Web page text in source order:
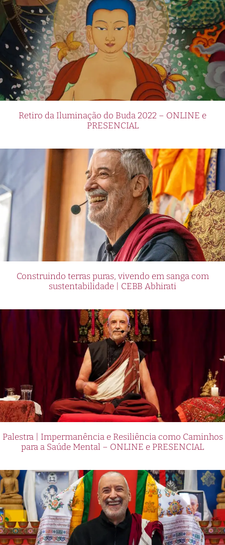
Retiro da Iluminação do Buda 2022 – ONLINE e
PRESENCIAL
Construindo terras puras, vivendo em sanga com
sustentabilidade | CEBB Abhirati
Palestra | Impermanência e Resiliência como Caminhos
para a Saúde Mental – ONLINE e PRESENCIAL